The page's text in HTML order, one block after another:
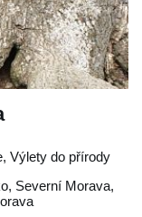
Výlety do přírody
, Severní Morava,